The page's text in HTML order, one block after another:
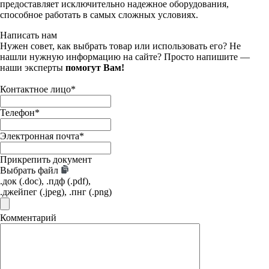
предоставляет исключительно надежное оборудования,
способное работать в самых сложных условиях.
Написать нам
Нужен совет, как выбрать товар или использовать его? Не
нашли нужную информацию на сайте? Просто напишите —
наши эксперты помогут Вам!
Контактное лицо*
Телефон*
Электронная почта*
Прикрепить документ
Выбрать файл
.док (.doc), .пдф (.pdf),
.джейпег (.jpeg), .пнг (.png)
Комментарий